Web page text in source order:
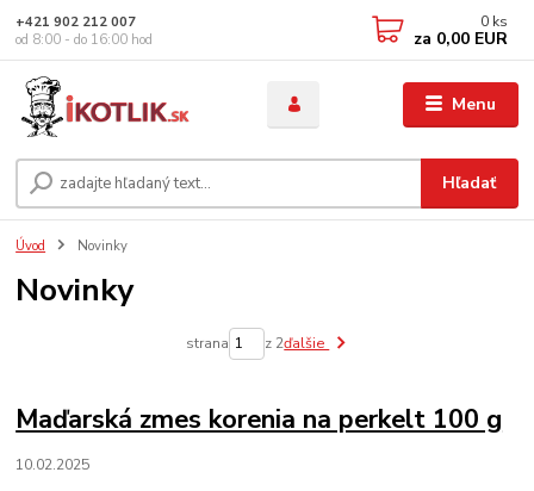
Menu
Hľadať
+421 902 212 007
od 8:00 - do 16:00 hod
0 ks
za 0,00 EUR
Úvod Novinky
Novinky
strana z 2ďalšie
Maďarská zmes korenia na perkelt 100 g
10.02.2025